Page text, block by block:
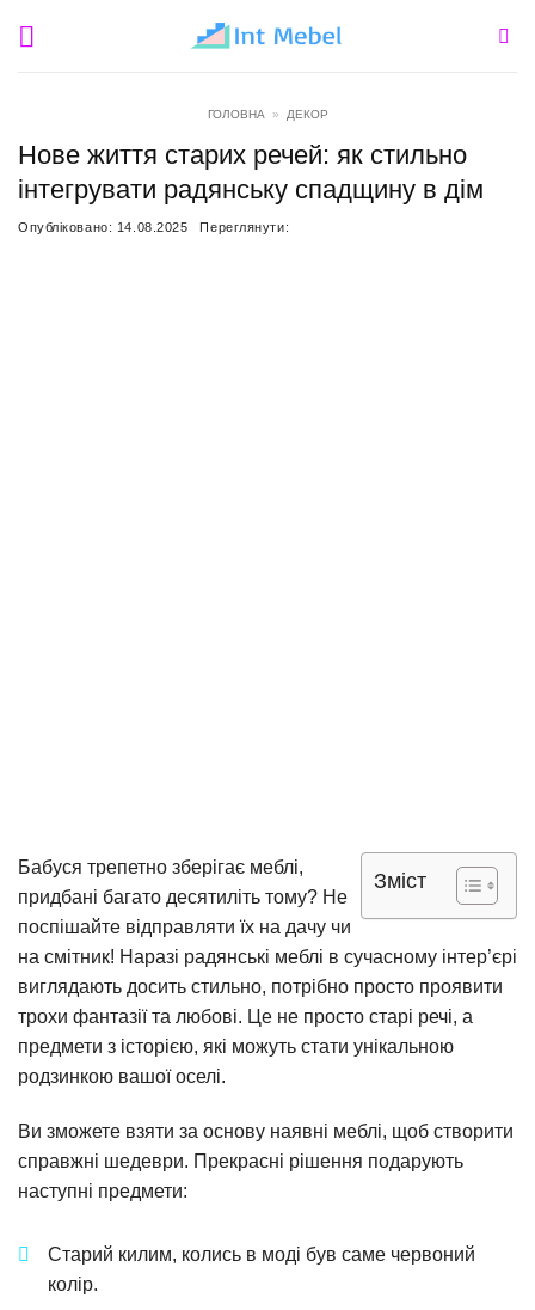
ГОЛОВНА » ДЕКОР
Нове життя старих речей: як стильно
інтегрувати радянську спадщину в дім
Опубліковано: 14.08.2025 Переглянути:
Зміст
Бабуся трепетно зберігає меблі,
придбані багато десятиліть тому? Не
поспішайте відправляти їх на дачу чи
на смітник! Наразі радянські меблі в сучасному інтер’єрі
виглядають досить стильно, потрібно просто проявити
трохи фантазії та любові. Це не просто старі речі, а
предмети з історією, які можуть стати унікальною
родзинкою вашої оселі.
Ви зможете взяти за основу наявні меблі, щоб створити
справжні шедеври. Прекрасні рішення подарують
наступні предмети:
Старий килим, колись в моді був саме червоний
колір.